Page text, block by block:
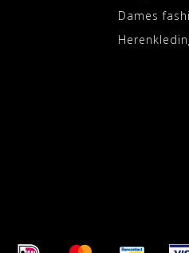
Dames